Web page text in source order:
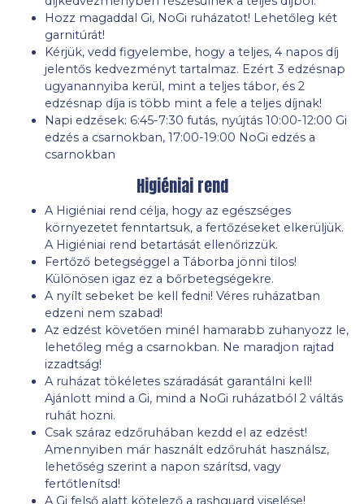
Hozz magaddal Gi, NoGi ruházatot! Lehetőleg két
garnitúrát!
Kérjük, vedd figyelembe, hogy a teljes, 4 napos díj
jelentős kedvezményt tartalmaz. Ezért 3 edzésnap
ugyanannyiba kerül, mint a teljes tábor, és 2
edzésnap díja is több mint a fele a teljes díjnak!
Napi edzések: 6:45-7:30 futás, nyújtás 10:00-12:00 Gi
edzés a csarnokban, 17:00-19:00 NoGi edzés a
csarnokban
Higiéniai rend
A Higiéniai rend célja, hogy az egészséges
környezetet fenntartsuk, a fertőzéseket elkerüljük.
A Higiéniai rend betartását ellenőrizzük.
Fertőző betegséggel a Táborba jönni tilos!
Különösen igaz ez a bőrbetegségekre.
A nyílt sebeket be kell fedni! Véres ruházatban
edzeni nem szabad!
Az edzést követően minél hamarabb zuhanyozz le,
lehetőleg még a csarnokban. Ne maradjon rajtad
izzadtság!
A ruházat tökéletes száradását garantálni kell!
Ajánlott mind a Gi, mind a NoGi ruházatból 2 váltás
ruhát hozni.
Csak száraz edzőruhában kezdd el az edzést!
Amennyiben már használt edzőruhát használsz,
lehetőség szerint a napon szárítsd, vagy
fertőtlenítsd!
A Gi felső alatt kötelező a rashguard viselése!